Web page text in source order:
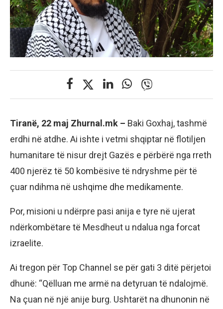
Tiranë, 22 maj Zhurnal.mk – Baki Goxhaj, tashmë
erdhi në atdhe. Ai ishte i vetmi shqiptar në flotiljen
humanitare të nisur drejt Gazës e përbërë nga rreth
400 njerëz të 50 kombësive të ndryshme për të
çuar ndihma në ushqime dhe medikamente.
Por, misioni u ndërpre pasi anija e tyre në ujerat
ndërkombëtare të Mesdheut u ndalua nga forcat
izraelite.
Ai tregon për Top Channel se për gati 3 ditë përjetoi
dhunë: “Qëlluan me armë na detyruan të ndalojmë.
Na çuan në një anije burg. Ushtarët na dhunonin në